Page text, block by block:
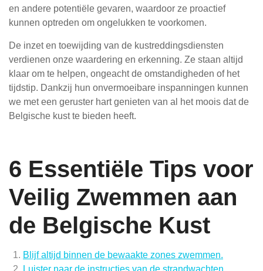
en andere potentiële gevaren, waardoor ze proactief
kunnen optreden om ongelukken te voorkomen.
De inzet en toewijding van de kustreddingsdiensten
verdienen onze waardering en erkenning. Ze staan altijd
klaar om te helpen, ongeacht de omstandigheden of het
tijdstip. Dankzij hun onvermoeibare inspanningen kunnen
we met een geruster hart genieten van al het moois dat de
Belgische kust te bieden heeft.
6 Essentiële Tips voor
Veilig Zwemmen aan
de Belgische Kust
Blijf altijd binnen de bewaakte zones zwemmen.
Luister naar de instructies van de strandwachten.